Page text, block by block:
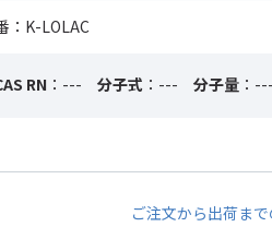
K-LOLAC
RN ：--- 分子式 ：--- 分子量 ：---
ご注文から出荷ま